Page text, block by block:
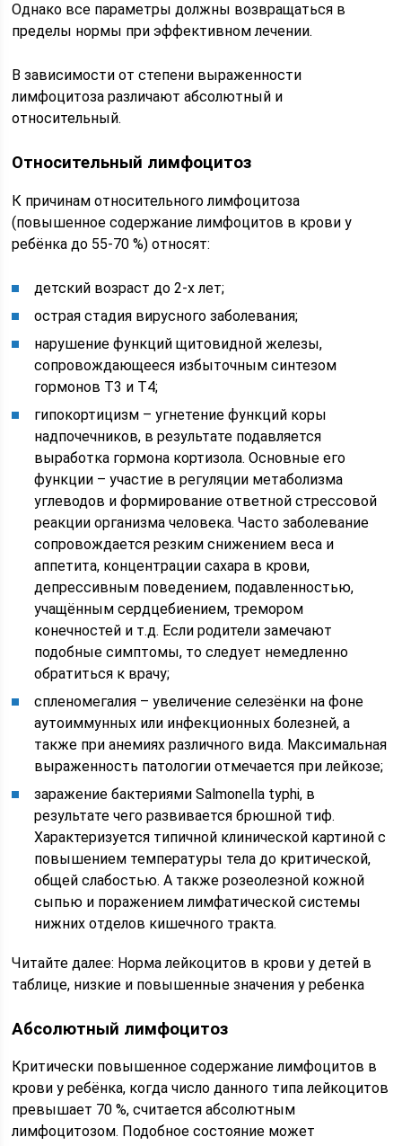
Однако все параметры должны возвращаться в
пределы нормы при эффективном лечении.
В зависимости от степени выраженности
лимфоцитоза различают абсолютный и
относительный.
Относительный лимфоцитоз
К причинам относительного лимфоцитоза
(повышенное содержание лимфоцитов в крови у
ребёнка до 55-70 %) относят:
детский возраст до 2-х лет;
острая стадия вирусного заболевания;
нарушение функций щитовидной железы,
сопровождающееся избыточным синтезом
гормонов Т3 и Т4;
гипокортицизм – угнетение функций коры
надпочечников, в результате подавляется
выработка гормона кортизола. Основные его
функции – участие в регуляции метаболизма
углеводов и формирование ответной стрессовой
реакции организма человека. Часто заболевание
сопровождается резким снижением веса и
аппетита, концентрации сахара в крови,
депрессивным поведением, подавленностью,
учащённым сердцебиением, тремором
конечностей и т.д. Если родители замечают
подобные симптомы, то следует немедленно
обратиться к врачу;
спленомегалия – увеличение селезёнки на фоне
аутоиммунных или инфекционных болезней, а
также при анемиях различного вида. Максимальная
выраженность патологии отмечается при лейкозе;
заражение бактериями Salmonella typhi, в
результате чего развивается брюшной тиф.
Характеризуется типичной клинической картиной с
повышением температуры тела до критической,
общей слабостью. А также розеолезной кожной
сыпью и поражением лимфатической системы
нижних отделов кишечного тракта.
Читайте далее: Норма лейкоцитов в крови у детей в
таблице, низкие и повышенные значения у ребенка
Абсолютный лимфоцитоз
Критически повышенное содержание лимфоцитов в
крови у ребёнка, когда число данного типа лейкоцитов
превышает 70 %, считается абсолютным
лимфоцитозом. Подобное состояние может